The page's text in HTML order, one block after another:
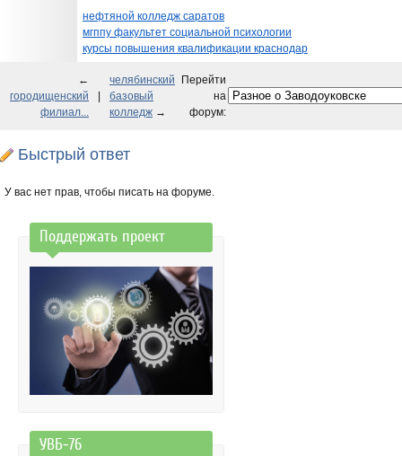
нефтяной колледж саратов
мгппу факультет социальной психологии
курсы повышения квалификации краснодар
←
городищенский
филиал...
челябинский
базовый
колледж →
Перейти
на
форум:
Быстрый ответ
У вас нет прав, чтобы писать на форуме.
Поддержать проект
УВБ-76